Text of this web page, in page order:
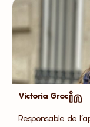
Victoria Groc
Responsable de